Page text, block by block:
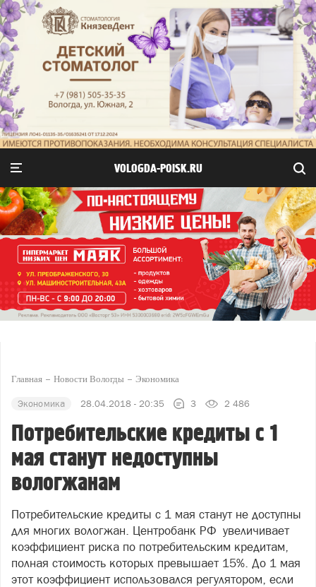
VOLOGDA-POISK.RU
Главная Новости Вологды Экономика
Экономика 28.04.2018 - 20:35 3 2 486
Потребительские кредиты с 1
мая станут недоступны
вологжанам
Потребительские кредиты с 1 мая станут не доступны
для многих вологжан. Центробанк РФ увеличивает
коэффициент риска по потребительским кредитам,
полная стоимость которых превышает 15%. До 1 мая
этот коэффициент использовался регулятором, если